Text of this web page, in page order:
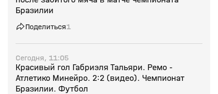
Бразилии
Поделиться1
Сегодня, 11:05
Красивый гол Габриэля Тальяри. Ремо -
Атлетико Минейро. 2:2 (видео). Чемпионат
Бразилии. Футбол